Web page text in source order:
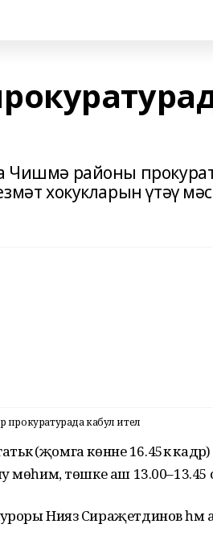
Чишмә районы
хокукларын үтәү
прокуратурада кабул ителә
(җомга көнне 16.45кә
төшке аш 13.00–13.45
Нияз Сираҗетдинов